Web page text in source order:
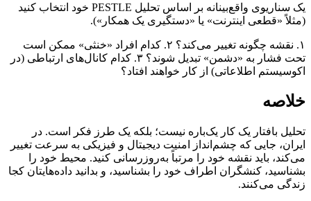
یک سناریوی واقع‌بینانه بر اساس تحلیل PESTLE خود انتخاب کنید
(مثلاً «قطعی اینترنت» یا «دستگیری یک همکار»).
۱. نقشه چگونه تغییر می‌کند؟ ۲. کدام افراد «خنثی» ممکن است
تحت فشار به «دشمن» تبدیل شوند؟ ۳. کدام کانال‌های ارتباطی (در
اکوسیستم اطلاعاتی) از کار خواهند افتاد؟
خلاصه
تحلیل بافتار یک کار یک‌باره نیست؛ بلکه یک طرز فکر است. در
ایران، جایی که چشم‌انداز امنیت دیجیتال و فیزیکی به سرعت تغییر
می‌کند، باید نقشه خود را مرتباً به‌روزرسانی کنید. محیط خود را
بشناسید، کنشگران اطراف خود را بشناسید، و بدانید داده‌هایتان کجا
زندگی می‌کنند.